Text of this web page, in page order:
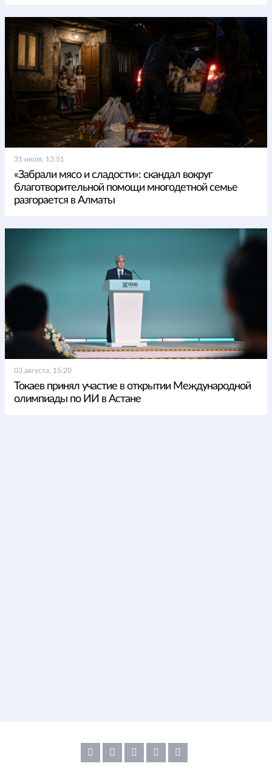
31 июля, 13:51
«Забрали мясо и сладости»: скандал вокруг
благотворительной помощи многодетной семье
разгорается в Алматы
03 августа, 15:20
Токаев принял участие в открытии Международной
олимпиады по ИИ в Астане